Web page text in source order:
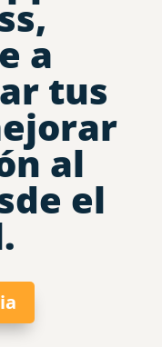
a
tus
al
el